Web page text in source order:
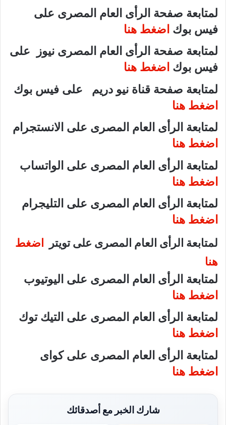
لمتابعة صفحة الرأى العام المصرى على
فيس بوك اضغط هنا
لمتابعة صفحة الرأى العام المصرى نيوز على
فيس بوك اضغط هنا
لمتابعة صفحة قناة نيو دريم على فيس بوك
اضغط هنا
لمتابعة الرأى العام المصرى على الانستجرام
اضغط هنا
لمتابعة الرأى العام المصرى على الواتساب
اضغط هنا
لمتابعة الرأى العام المصرى على التليجرام
اضغط هنا
لمتابعة الرأى العام المصرى على تويتر اضغط
هنا
لمتابعة الرأى العام المصرى على اليوتيوب
اضغط هنا
لمتابعة الرأى العام المصرى على التيك توك
اضغط هنا
لمتابعة الرأى العام المصرى على كواى
اضغط هنا
شارك الخبر مع أصدقائك